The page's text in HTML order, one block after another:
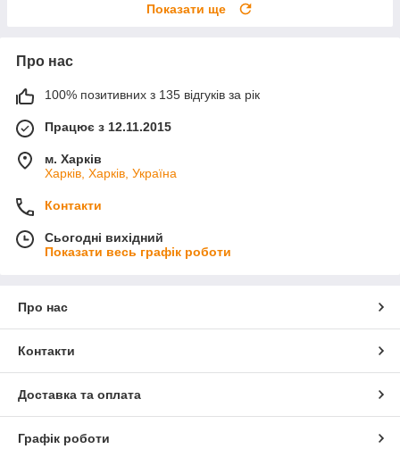
Показати ще
Про нас
100% позитивних з 135 відгуків за рік
Працює з 12.11.2015
м. Харків
Харків, Харків, Україна
Контакти
Сьогодні вихідний
Показати весь графік роботи
Про нас
Контакти
Доставка та оплата
Графік роботи